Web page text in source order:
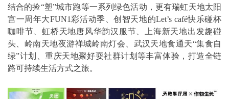
结合的捡“塑”城市跑等一系列绿色活动，更有瑞虹天地太阳
宫一周年大FUN1彩活动季、创智天地的Let’s café快乐碰杯
咖啡节、虹桥天地唐风华韵汉服节、上海新天地出发趣碰
头、岭南天地夜游禅城岭南灯会、武汉天地食通天“集食自
绿”计划、重庆天地聚好耍社群计划等丰富体验，打造全链
路可持续生活方式之旅。